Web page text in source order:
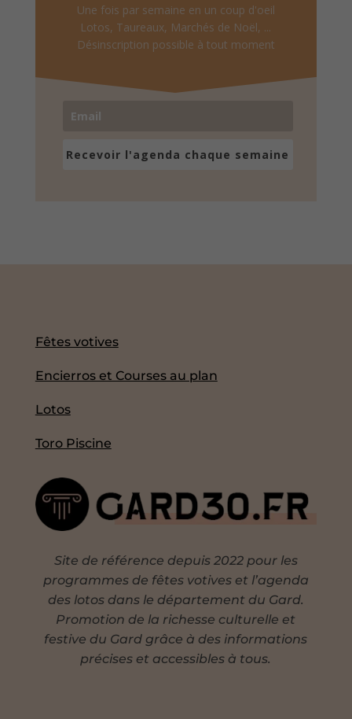
Une fois par semaine en un coup d'oeil
Lotos, Taureaux, Marchés de Noël, ...
Désinscription possible à tout moment
Recevoir l'agenda chaque semaine
Fêtes votives
Encierros et Courses au plan
Lotos
Toro Piscine
Site de référence depuis 2022 pour les
programmes de fêtes votives et l’agenda
des lotos dans le département du Gard.
Promotion de la richesse culturelle et
festive du Gard grâce à des informations
précises et accessibles à tous.